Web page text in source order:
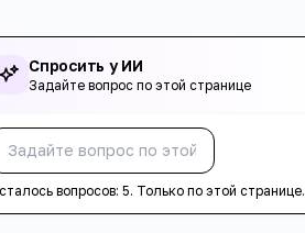
Спросить у ИИ
Задайте вопрос по этой странице
вопросов:5. Только по этой странице.